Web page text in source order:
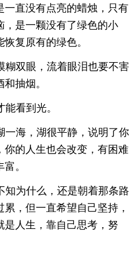
一直没有点亮的蜡烛，只有
，是一颗没有了绿色的小
复原有的绿色。
糊双眼，流着眼泪也要不害
抽烟。
看到光。
一海，湖很平静，说明了你
你的人生也会改变，有困难
。
知为什么，还是朝着那条路
，但一直希望自己坚持，
人生，靠自己思考，努